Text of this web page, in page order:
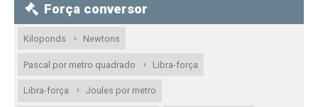
Força conversor
Kiloponds Newtons
Pascal por metro quadrado Libra-força
Libra-força Joules por metro